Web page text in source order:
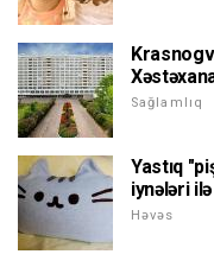
Sağlamlıq
Yastıq
iynələri
Həvəs